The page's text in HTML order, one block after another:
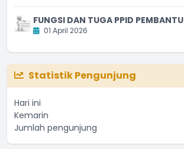
FUNGSI DAN TUGA PPID PEMBANTU
01 April 2026
Statistik Pengunjung
Hari ini
Kemarin
Jumlah pengunjung